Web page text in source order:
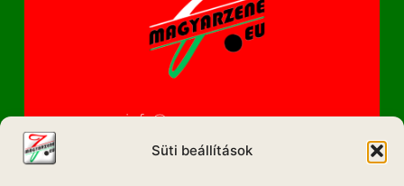
Süti beállítások
info@magyarzene.eu